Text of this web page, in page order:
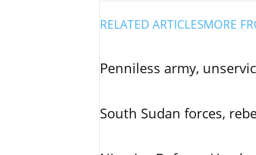
RELATED ARTICLESMORE
Penniless army,
South Sudan forces,